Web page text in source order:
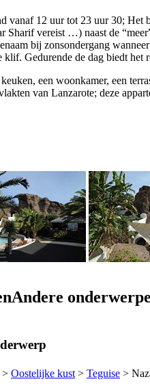
vanaf 12 uur tot 23 uur 30; Het
Sharifvereist …) naast de
bij zonsondergang
Gedurende de dag biedt het
een woonkamer, een
van Lanzarote; deze
Andere
> Oostelijke kust > Teguise >